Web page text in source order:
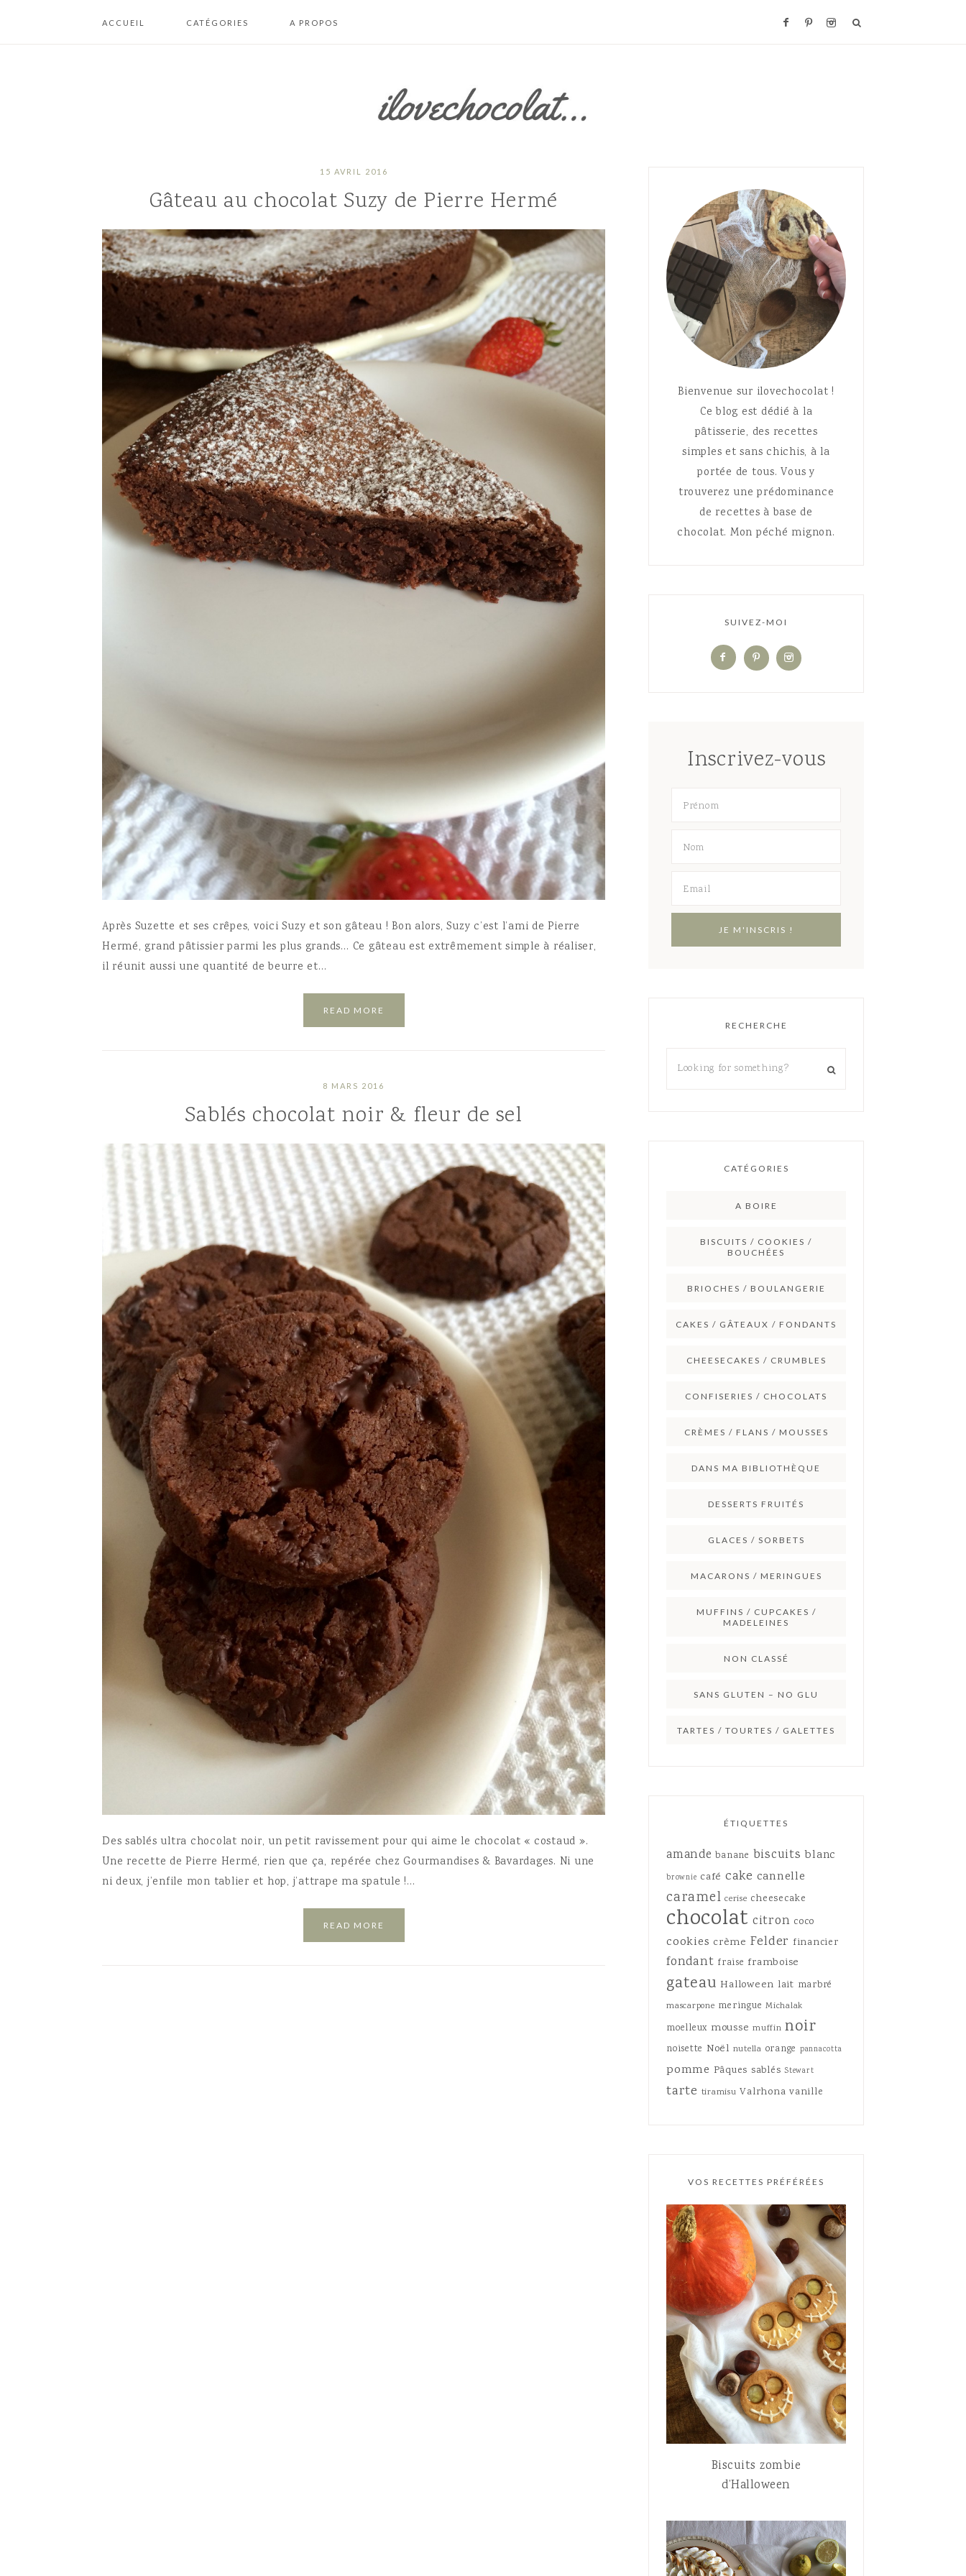
ACCUEIL CATÉGORIES
FONDANTS
CHEESECAKES /
CRUMBLES
CONFISERIES /
CHOCOLATS
CRÈMES / FLANS /
DESSERTS FRUITÉS
GLACES / SORBETS
MACARONS /
MERINGUES
MUFFINS / CUPCAKES /
MADELEINES
SANS GLUTEN – NO GLU
TARTES / TOURTES /
A PROPOS
D’UTILISATION15 AVRIL 2016
Gâteau au chocolat Suzy de Pierre Hermé
Après Suzette et ses crêpes, voici Suzy et son gâteau ! Bon alors, Suzy c’est l’ami de Pierre
Hermé, grand pâtissier parmi les plus grands… Ce gâteau est extrêmement simple à réaliser,
il réunit aussi une quantité de beurre et…
READ MORE
8 MARS 2016
Sablés chocolat noir & fleur de sel
Des sablés ultra chocolat noir, un petit ravissement pour qui aime le chocolat « costaud ».
Une recette de Pierre Hermé, rien que ça, repérée chez Gourmandises & Bavardages. Ni une
ni deux, j’enfile mon tablier et hop, j’attrape ma spatule !…
READ MORE
Bienvenue sur ilovechocolat !
Ce blog est dédié à la
pâtisserie, des recettes
simples et sans chichis, à la
portée de tous. Vous y
trouverez une prédominance
de recettes à base de
chocolat. Mon péché mignon.
SUIVEZ-MOI
Inscrivez-vous
RECHERCHE
CATÉGORIES
A BOIRE
BISCUITS / COOKIES /
BOUCHÉES
BRIOCHES / BOULANGERIE
CAKES / GÂTEAUX / FONDANTS
CHEESECAKES / CRUMBLES
CONFISERIES / CHOCOLATS
CRÈMES / FLANS / MOUSSES
DANS MA BIBLIOTHÈQUE
DESSERTS FRUITÉS
GLACES / SORBETS
MACARONS / MERINGUES
MUFFINS / CUPCAKES /
MADELEINES
NON CLASSÉ
SANS GLUTEN – NO GLU
TARTES / TOURTES / GALETTES
ÉTIQUETTES
amande banane biscuits blanc
brownie café cake cannelle
caramel cerise cheesecake
chocolat citron coco
cookies crème Felder financier
fondant fraise framboise
gateau Halloween lait marbré
mascarpone meringue Michalak
moelleux mousse muffin noir
noisette Noël nutella orange pannacotta
pomme Pâques sablés Stewart
tarte tiramisu Valrhona vanille
VOS RECETTES PRÉFÉRÉES
Biscuits zombie
d’Halloween